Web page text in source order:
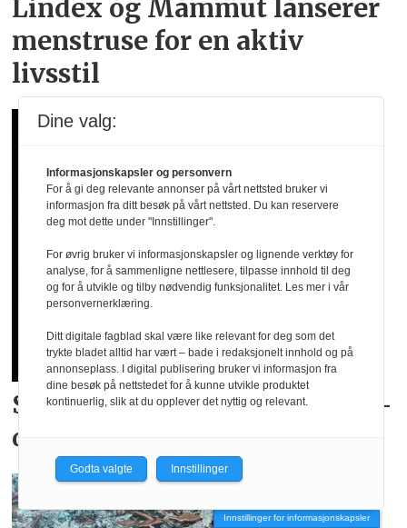
Lindex og Mammut lanserer
menstruse for en aktiv
livsstil
Skyhøy interesse forlandslags­
drakter
Innstillinger for informasjonskapsler
Dine valg:
Informasjonskapsler og personvern
For å gi deg relevante annonser på vårt nettsted bruker vi
informasjon fra ditt besøk på vårt nettsted. Du kan reservere
deg mot dette under "Innstillinger".
For øvrig bruker vi informasjonskapsler og lignende verktøy for
analyse, for å sammenligne nettlesere, tilpasse innhold til deg
og for å utvikle og tilby nødvendig funksjonalitet. Les mer i vår
personvernerklæring.
Ditt digitale fagblad skal være like relevant for deg som det
trykte bladet alltid har vært – bade i redaksjonelt innhold og på
annonseplass. I digital publisering bruker vi informasjon fra
dine besøk på nettstedet for å kunne utvikle produktet
kontinuerlig, slik at du opplever det nyttig og relevant.
Godta valgte Innstillinger